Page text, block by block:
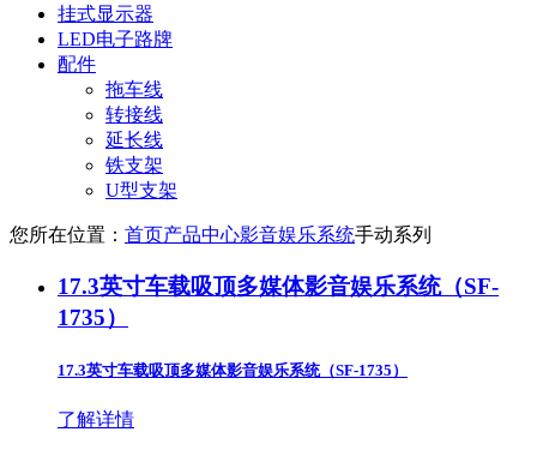
挂式显示器
LED电子路牌
配件
拖车线
转接线
延长线
铁支架
U型支架
您所在位置： 首页产品中心影音娱乐系统手动系列
17.3英寸车载吸顶多媒体影音娱乐系统（SF-
1735）
17.3英寸车载吸顶多媒体影音娱乐系统（SF-1735）
了解详情